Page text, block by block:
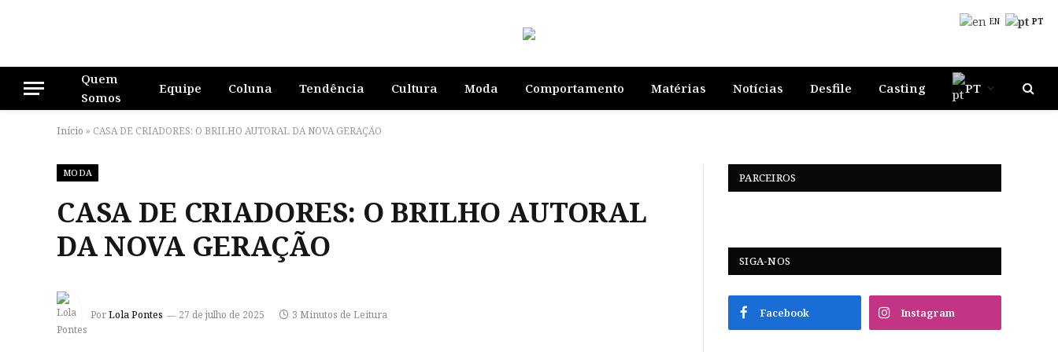
Quem
Somos
Equipe Coluna Tendência Cultura Moda Comportamento Matérias Notícias Desfile Casting PT
Início » CASA DE CRIADORES: O BRILHO AUTORAL DA NOVA GERAÇÃO
MODA
CASA DE CRIADORES: O BRILHO AUTORAL
DA NOVA GERAÇÃO
PorLola Pontes 27 de julho de 2025 3 Minutos de Leitura
PARCEIROS
SIGA-NOS
Facebook Instagram
EN PT